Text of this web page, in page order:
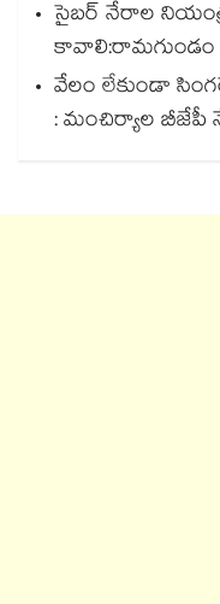
సైబర్ నేరాల
కావాలి:రామగుండం
వేలం లేకుండా
: మంచిర్యాల బీజేపీ